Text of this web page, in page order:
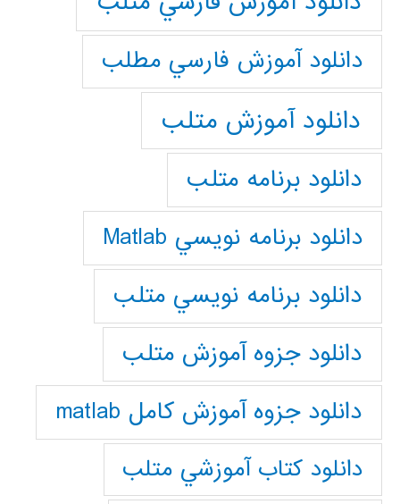
دانلود آموزش فارسي مطلب
دانلود آموزش متلب
دانلود برنامه متلب
دانلود برنامه نويسي Matlab
دانلود برنامه نويسي متلب
دانلود جزوه آموزش متلب
دانلود جزوه آموزش کامل matlab
دانلود كتاب آموزشي متلب